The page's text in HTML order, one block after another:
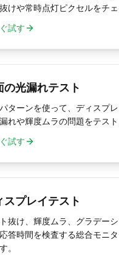
けや常時点灯ピクセルをチェ
試す
の光漏れテスト
ターンを使って、ディスプ
れや輝度ムラの問題をテスト
試す
スプレイテスト
ト抜け、輝度ムラ、グラデー
答時間を検査する総合モニ
。